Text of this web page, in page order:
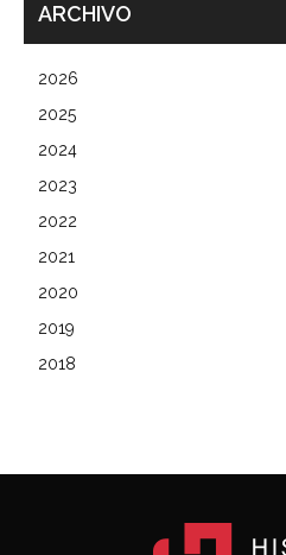
ARCHIVO
2026
2025
2024
2023
2022
2021
2020
2019
2018